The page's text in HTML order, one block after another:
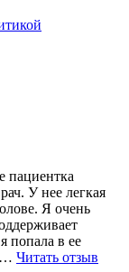
пациентка
У нее легкая
Я очень
попала в ее
Читать отзыв